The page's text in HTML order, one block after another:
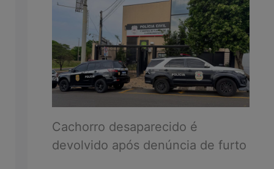
Cachorro desaparecido é
devolvido após denúncia de furto